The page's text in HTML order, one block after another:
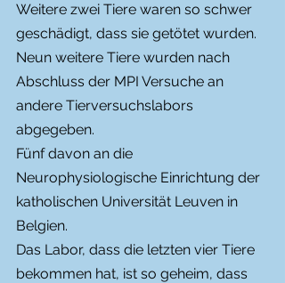
Weitere zwei Tiere waren so schwer
geschädigt, dass sie getötet wurden.
Neun weitere Tiere wurden nach
Abschluss der MPI Versuche an
andere Tierversuchslabors
abgegeben.
Fünf davon an die
Neurophysiologische Einrichtung der
katholischen Universität Leuven in
Belgien.
Das Labor, dass die letzten vier Tiere
bekommen hat, ist so geheim, dass